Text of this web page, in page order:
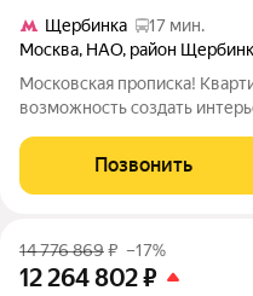
Щербинка
17 мин.
Москва, НАО, район
Московская прописка!
возможность создать
работы, проведена
хорошая входная железная
Позвонить
14 776 869₽ –17%
12 264 802₽